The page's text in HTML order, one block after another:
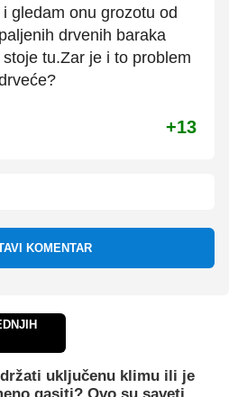
gledam onu grozotu od
drvenih baraka
tu.Zar je i to problem
+13
KOMENTAR
uključenu klimu ili je